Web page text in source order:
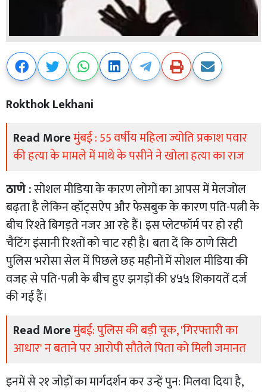
Rokthok Lekhani
Read Moreमुंबई : 55 वर्षीय महिला ज्योति प्रकाश पवार
की हत्या के मामले में माथे के पसीने ने खोला हत्या का राज
ठाणे :सोशल मीडिया के कारण लोगों का आपस में मेलजोल
बढ़ता है लेकिन व्हॉट्सऐप और फेसबुक के कारण पति-पत्नी के
बीच रिश्ते बिगड़ते नजर आ रहे हैं। इस प्लेटफॉर्म पर हो रही
चैटिंग इंसानी रिश्तों को चाट रही है। बता दें कि ठाणे सिटी
पुलिस भरोसा सेल में पिछले छह महीनों में सोशल मीडिया की
वजह से पति-पत्नी के बीच हुए झगड़ों की ४५५ शिकायतें दर्ज
की गई हैं।
Read Moreमुंबई: पुलिस की बड़ी चूक, 'गिरफ्तारी का
आधार' न बताने पर आरोपी सौतेले पिता को मिली जमानत
इनमें से २१ जोड़ों का मार्गदर्शन कर उन्हें पुन: मिलवा दिया है,